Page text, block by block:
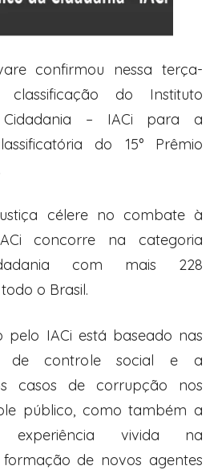
confirmou nessa terça-
do Instituto
– IACi para a
do 15° Prêmio
célere no combate à
concorre na categoria
com mais 228
o Brasil.
pelo IACi está baseado nas
de controle social e a
casos de corrupção nos
público, como também a
experiência vivida na
de novos agentes